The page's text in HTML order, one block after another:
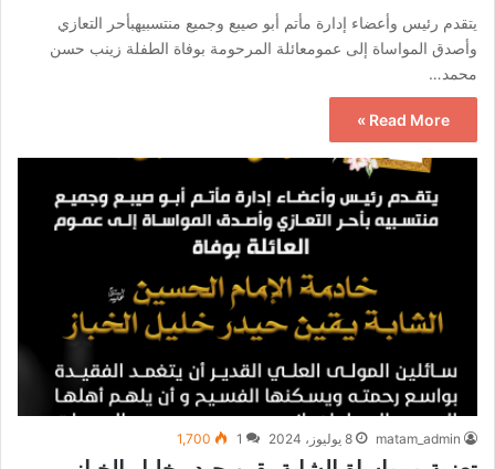
يتقدم رئيس وأعضاء إدارة مأتم أبو صيبع وجميع منتسبيهبأحر التعازي
وأصدق المواساة إلى عمومعائلة المرحومة بوفاة الطفلة زينب حسن
محمد…
Read More »
matam_admin 8 يوليوز، 2024 1
1,700